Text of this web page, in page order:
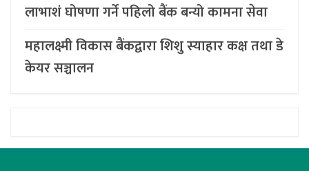
लाभाशं घोषणा गर्ने पहिलो बैंक बन्यो कामना सेवा
महालक्ष्मी विकास बैंकद्वारा शिशु स्याहार कक्ष तथा डे
केयर सञ्चालन